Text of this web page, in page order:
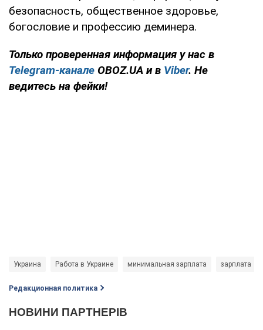
безопасность, общественное здоровье,
богословие и профессию деминера.
Только проверенная информация у нас в
Telegram-канале OBOZ.UA и в Viber. Не
ведитесь на фейки!
Украина Работа в Украине минимальная зарплата зарплата
Редакционная политика